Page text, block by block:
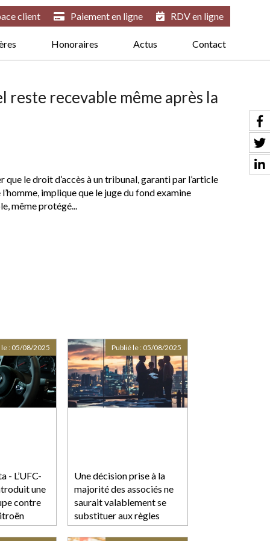
Honoraires Actus Contact
client Paiement en ligne RDV en ligne
reste recevable même après la
le droit d’accès à un tribunal, garanti par l’article
implique que le juge du fond examine
même protégé...
- L’UFC-
une
contre
: 05/08/2025
Une décision prise à la
majorité des associés ne
saurait valablement se
substituer aux règles
imposées par les statuts
Publié le : 05/08/2025